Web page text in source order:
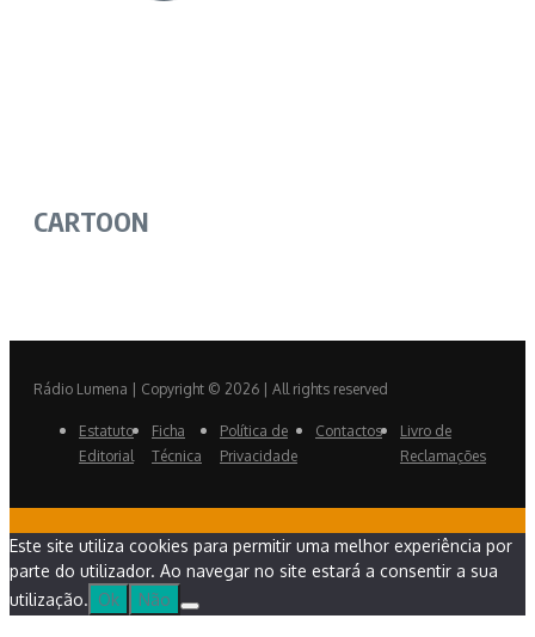
CARTOON
Rádio Lumena | Copyright © 2026 | All rights reserved
Estatuto
Editorial
Ficha
Técnica
Política de
Privacidade
Contactos
Livro de
Reclamações
Este site utiliza cookies para permitir uma melhor experiência por
parte do utilizador. Ao navegar no site estará a consentir a sua
utilização. Ok Não